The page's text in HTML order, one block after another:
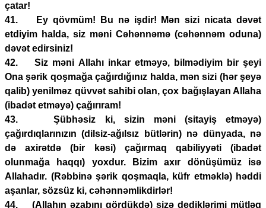
çatar!
41. Ey qövmüm! Bu nə işdir! Mən sizi nicata dəvət
etdiyim halda, siz məni Cəhənnəmə (cəhənnəm oduna)
dəvət edirsiniz!
42. Siz məni Allahı inkar etməyə, bilmədiyim bir şeyi
Ona şərik qoşmağa çağırdığınız halda, mən sizi (hər şeyə
qalib) yenilməz qüvvət sahibi olan, çox bağışlayan Allaha
(ibadət etməyə) çağırıram!
43. Şübhəsiz ki, sizin məni (sitayiş etməyə)
çağırdıqlarınızın (dilsiz-ağılsız bütlərin) nə dünyada, nə
də axirətdə (bir kəsi) çağırmaq qabiliyyəti (ibadət
olunmağa haqqı) yoxdur. Bizim axır dönüşümüz isə
Allahadır. (Rəbbinə şərik qoşmaqla, küfr etməklə) həddi
aşanlar, sözsüz ki, cəhənnəmlikdirlər!
44. (Allahın əzabını gördükdə) sizə dediklərimi mütləq